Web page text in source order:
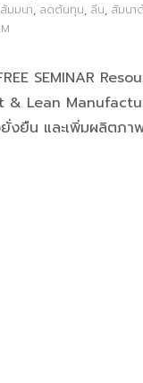
มมนา, ลดต้นทุน, ลีน, สัมนา
SEMINAR
& Lean
งยืน และเพิ่มผลิตภา